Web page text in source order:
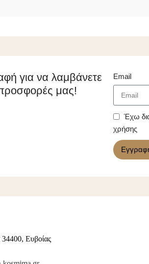
για να λαμβάνετε
μας!
Email
Έχω
χρήσης
Ευβοίας